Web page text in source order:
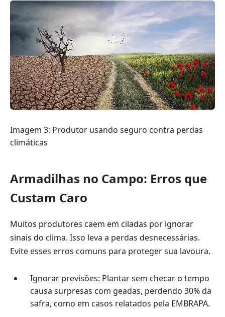
Imagem 3: Produtor usando seguro contra perdas
climáticas
Armadilhas no Campo: Erros que
Custam Caro
Muitos produtores caem em ciladas por ignorar
sinais do clima. Isso leva a perdas desnecessárias.
Evite esses erros comuns para proteger sua lavoura.
Ignorar previsões: Plantar sem checar o tempo
causa surpresas com geadas, perdendo 30% da
safra, como em casos relatados pela EMBRAPA.